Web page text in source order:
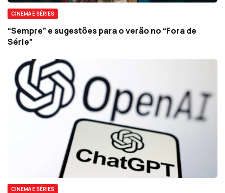
CINEMA E SÉRIES
“Sempre” e sugestões para o verão no “Fora de
Série”
CINEMA E SÉRIES